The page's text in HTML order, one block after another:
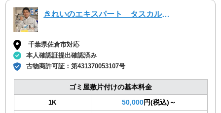
きれいのエキスパート タスカルハーツ
千葉県佐倉市対応
本人確認証提出確認済み
古物商許可証：第431370053107号
ゴミ屋敷片付けの基本料金
1K 50,000円(税込)～